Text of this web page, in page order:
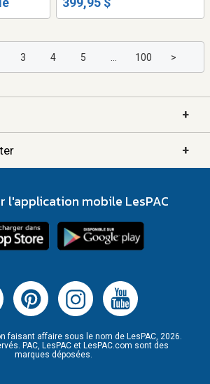
3 4 5 100 >
+
+
l'application mobile LesPAC
faisant affaire sous le nom de LesPAC, 2026.
PAC, LesPAC et LesPAC.com sont des
marques déposées.